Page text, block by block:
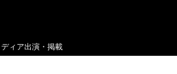
ディア出演・掲載